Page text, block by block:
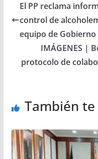
El PP reclama
control de
equipo de Gobierno
IMÁGENES |
protocolo de
También